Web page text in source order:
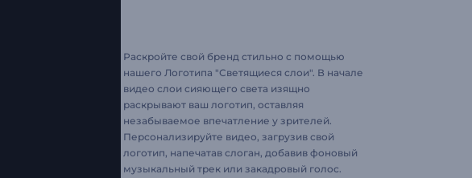
Раскройте свой бренд стильно с помощью
нашего Логотипа "Светящиеся слои". В начале
видео слои сияющего света изящно
раскрывают ваш логотип, оставляя
незабываемое впечатление у зрителей.
Персонализируйте видео, загрузив свой
логотип, напечатав слоган, добавив фоновый
музыкальный трек или закадровый голос.